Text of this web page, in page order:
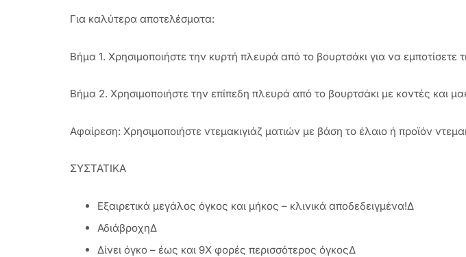
Για καλύτερα αποτελέσματα:
Βήμα 1. Χρησιμοποιήστε την κυρτή πλευρά από το βουρτσάκι για να
Βήμα 2. Χρησιμοποιήστε την επίπεδη πλευρά από το βουρτσάκι με κοντές και
Αφαίρεση: Χρησιμοποιήστε ντεμακιγιάζ ματιών με βάση το έλαιο ή προϊόν
ΣΥΣΤΑΤΙΚΑ
Εξαιρετικά μεγάλος όγκος και μήκος – κλινικά αποδεδειγμένα!Δ
ΑδιάβροχηΔ
Δίνει όγκο – έως και 9X φορές περισσότερος όγκοςΔ